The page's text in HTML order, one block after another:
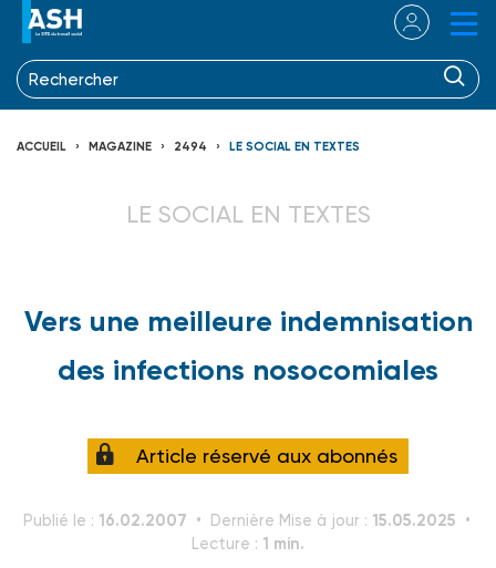
ACCUEIL MAGAZINE 2494 LE SOCIAL EN TEXTES
LE SOCIAL EN TEXTES
Vers une meilleure indemnisation
des infections nosocomiales
Article réservé aux abonnés
Publié le : 16.02.2007 Dernière Mise à jour : 15.05.2025
Lecture : 1 min.